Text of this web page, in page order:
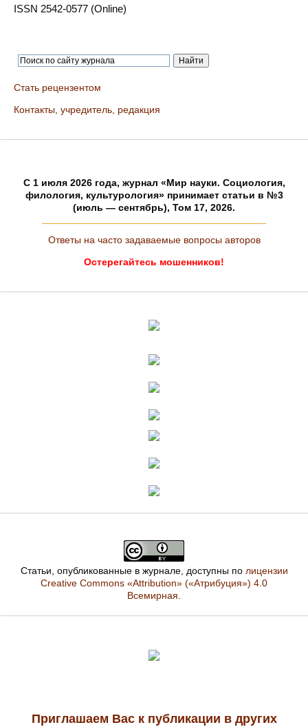
ISSN 2542-0577 (Online)
Стать рецензентом
Контакты, учредитель, редакция
C 1 июля 2026 года, журнал «Мир науки. Социология,
филология, культурология» принимает статьи в №3
(июль — сентябрь), Том 17, 2026.
Ответы на часто задаваемые вопросы авторов
Остерегайтесь мошенников!
Статьи, опубликованные в журнале, доступны по лицензии
Creative Commons «Attribution» («Атрибуция») 4.0
Всемирная.
Приглашаем Вас к публикации в других